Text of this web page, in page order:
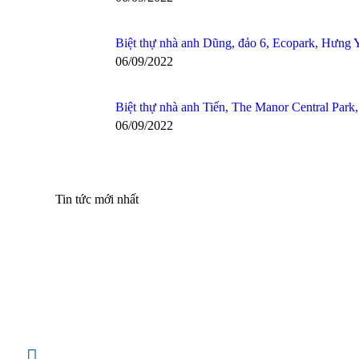
Biệt thự nhà anh Dũng, đảo 6, Ecopark, Hưng
06/09/2022
Biệt thự nhà anh Tiến, The Manor Central
06/09/2022
Tin tức mới nhất